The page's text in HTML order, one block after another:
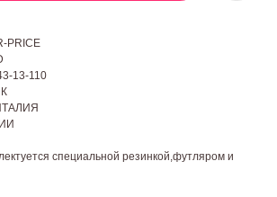
PRICE
13-110
специальной резинкой,футляром и